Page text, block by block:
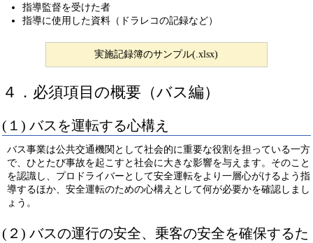
指導監督を受けた者
指導に使用した資料（ドラレコの記録など）
実施記録簿のサンプル(.xlsx)
４．必須項目の概要（バス編）
(１) バスを運転する心構え
バス事業は公共交通機関として社会的に重要な役割を担っている一方
で、ひとたび事故を起こすと社会に大きな影響を与えます。そのこと
を認識し、プロドライバーとして安全運転をより一層心がけるよう指
導するほか、安全運転のための心構えとして何が必要かを確認しまし
ょう。
(２) バスの運行の安全、乗客の安全を確保するた